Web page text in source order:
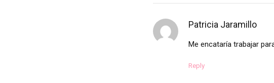
Patricia Jaramillo
Me encataría trabajar
Reply